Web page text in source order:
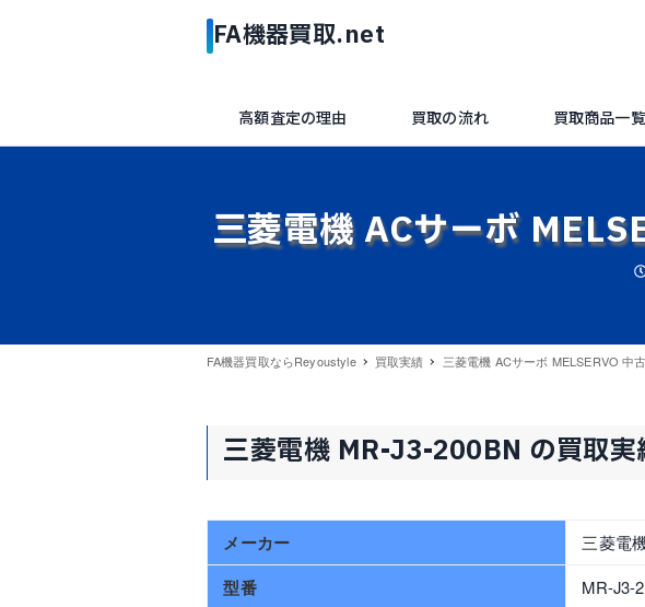
高額査定の理由 買取の流れ 買取商品一覧
三菱電機 ACサーボ
FA機器買取ならReyoustyle 買取実績 三菱電機 ACサーボ MELSERVO 中
三菱電機 MR-J3-200BN の買取実
メーカー 三菱電
型番 MR-J3-